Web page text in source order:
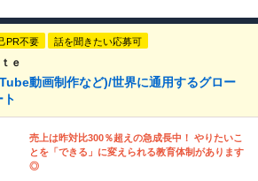
PR不要 話を聞きたい応募可
ｅ
動画制作など)/世界に通用するグロー
売上は昨対比300％超えの急成長中！ やりたいこ
とを「できる」に変えられる教育体制があります
◎